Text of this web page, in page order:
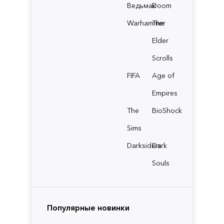
ВедьмакDoom
Warhammer
The
Elder
Scrolls
FIFA
Age of
Empires
The
Sims
BioShock
Darksiders
Dark
Souls
Популярные новинки